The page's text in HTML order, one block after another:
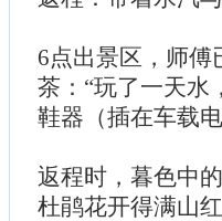
6点出景区，师傅
茶：“玩了一天水
鞋器（插在车载
返程时，暮色中
杜鹃花开得满山